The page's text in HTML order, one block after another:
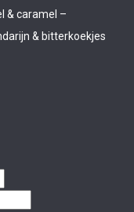
& caramel –
& bitterkoekjes